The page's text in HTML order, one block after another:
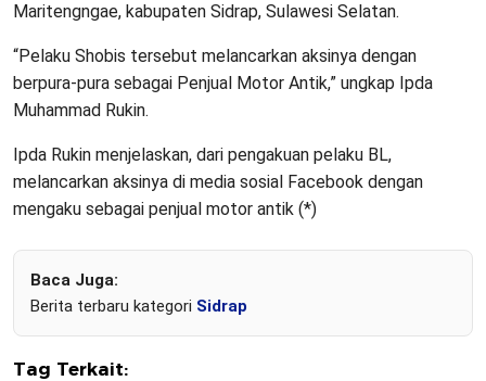
Maritengngae, kabupaten Sidrap, Sulawesi Selatan.
“Pelaku Shobis tersebut melancarkan aksinya dengan
berpura-pura sebagai Penjual Motor Antik,” ungkap Ipda
Muhammad Rukin.
Ipda Rukin menjelaskan, dari pengakuan pelaku BL,
melancarkan aksinya di media sosial Facebook dengan
mengaku sebagai penjual motor antik (*)
Baca Juga:
Berita terbaru kategori Sidrap
Tag Terkait: